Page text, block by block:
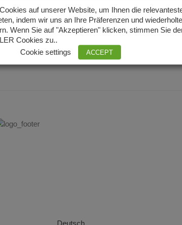
auf unserer Website, um Ihnen die
indem wir uns an Ihre Präferenzen und
Wenn Sie auf "Akzeptieren" klicken, stimmen Sie
Cookies zu..
Cookie settings
ACCEPT
Deutsch